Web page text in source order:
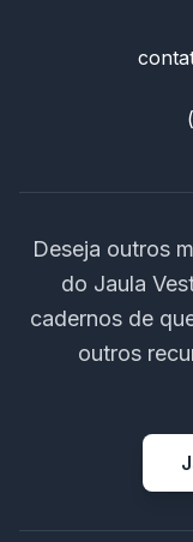
Deseja outros
do Jaula
cadernos de
outros